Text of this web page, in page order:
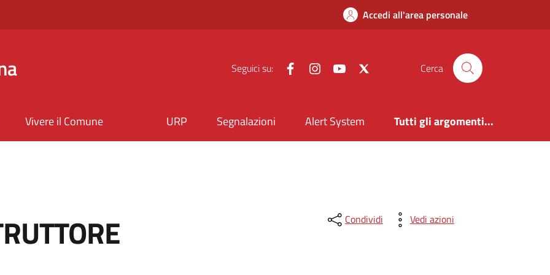
Accedi all'area personale
Seguici su: FacebookInstagramYouTube Cerca
Vivere il Comune URP Segnalazioni Alert System Tutti gli argomenti...
Condividi Vedi azioni